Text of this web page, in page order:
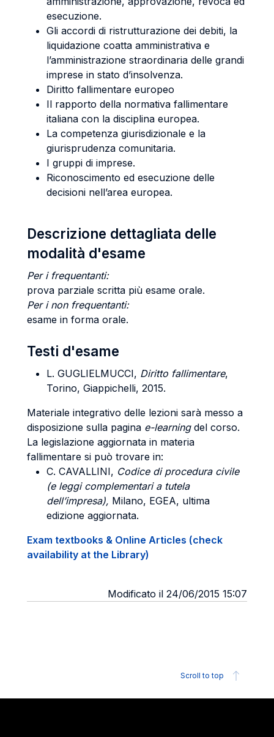
esecuzione.
Gli accordi di ristrutturazione dei debiti, la
liquidazione coatta amministrativa e
l’amministrazione straordinaria delle grandi
imprese in stato d’insolvenza.
Diritto fallimentare europeo
Il rapporto della normativa fallimentare
italiana con la disciplina europea.
La competenza giurisdizionale e la
giurisprudenza comunitaria.
I gruppi di imprese.
Riconoscimento ed esecuzione delle
decisioni nell’area europea.
Descrizione dettagliata delle
modalità d'esame
Per i frequentanti:
prova parziale scritta più esame orale.
Per i non frequentanti:
esame in forma orale.
Testi d'esame
L. GUGLIELMUCCI, Diritto fallimentare,
Torino, Giappichelli, 2015.
Materiale integrativo delle lezioni sarà messo a
disposizione sulla pagina e-learningdel corso.
La legislazione aggiornata in materia
fallimentare si può trovare in:
C. CAVALLINI, Codice di procedura civile
(e leggi complementari a tutela
dell’impresa), Milano, EGEA, ultima
edizione aggiornata.
Exam textbooks & Online Articles (check
availability at the Library)
Modificato il 24/06/2015 15:07
Scroll to top